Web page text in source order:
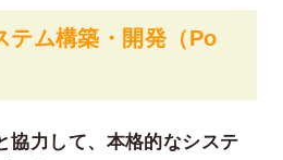
テム構築・開発（Po
協力して、本格的なシステ